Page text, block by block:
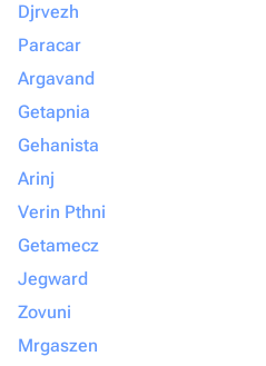
Djrvezh
Paracar
Argavand
Getapnia
Gehanista
Arinj
Verin Pthni
Getamecz
Jegward
Zovuni
Mrgaszen